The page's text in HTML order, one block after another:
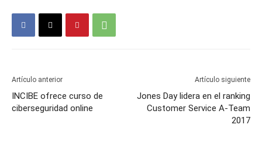
Artículo anterior
INCIBE ofrece curso de
ciberseguridad online
Artículo siguiente
Jones Day lidera en el ranking
Customer Service A-Team
2017